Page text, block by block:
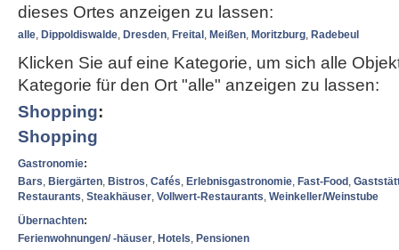
dieses Ortes anzeigen zu lassen:
alle, Dippoldiswalde, Dresden, Freital , Meißen, Moritzburg, Radebeul
Klicken Sie auf eine Kategorie, um sich alle
Kategorie für den Ort "alle" anzeigen zu lassen:
Shopping:
Shopping
Gastronomie:
Bars, Biergärten, Bistros, Cafés, Erlebnisgastronomie, Fast-Food ,
Restaurants, Steakhäuser, Vollwert-Restaurants, Weinkeller/Weinstube
Übernachten:
Ferienwohnungen/ -häuser, Hotels, Pensionen